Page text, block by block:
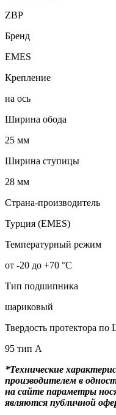
ZBP
Бренд
EMES
Крепление
на ось
Ширина обода
25 мм
Ширина ступицы
28 мм
Страна-производитель
Турция (EMES)
Температурный режим
от -20 до +70 °С
Тип подшипника
шариковый
Твердость протектора
95 тип А
*Технические
производителем в
на сайте параметры
являются публичной